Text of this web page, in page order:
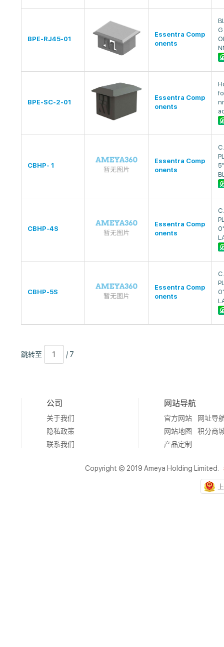
BPE-RJ45-01
Essentra Comp
onents
G
BPE-SC-2-01
Essentra Comp
onents
CBHP- 1
Essentra Comp
onents
CBHP-4S
Essentra Comp
onents
CBHP-5S
Essentra Comp
onents
跳
转
跳转至
7
/ 7
公司
关于我们
隐私政策
联系我们
网站导航
官方网站
网址导
网站地图
积分商
产品定制
Copyright © 2019 Ameya Holding Limited.